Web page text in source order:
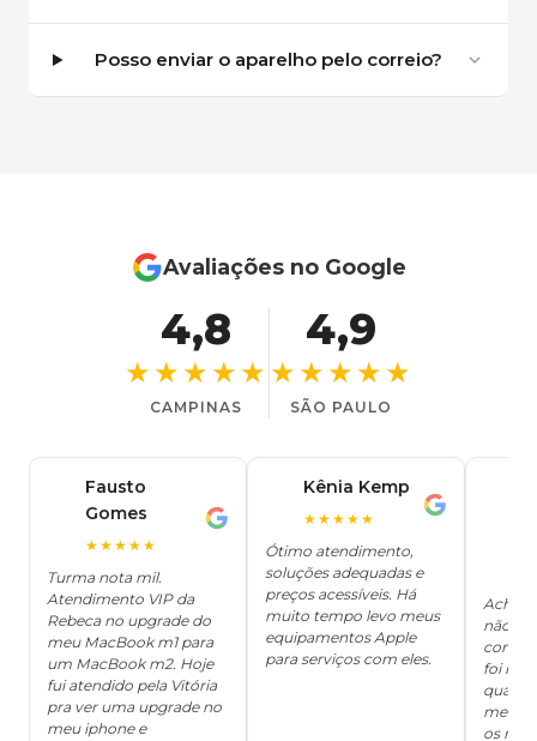
Posso enviar o aparelho pelo correio?
Avaliações no Google
4,8
★★★★★
CAMPINAS
4,9
★★★★★
SÃO PAULO
Fausto
Gomes
★★★★★
Turma nota mil.
Atendimento VIP da
Rebeca no upgrade do
meu MacBook m1 para
um MacBook m2. Hoje
fui atendido pela Vitória
pra ver uma upgrade no
meu iphone e
Kênia Kemp
★★★★★
Ótimo atendimento,
soluções adequadas e
preços acessíveis. Há
muito tempo levo meus
equipamentos Apple
para serviços com eles.
Achei
não
foi
me
os